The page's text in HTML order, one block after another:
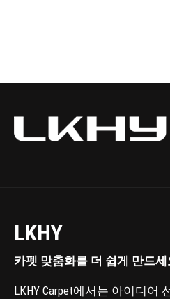
LKHY
카펫 맞춤화를 더 쉽게 만드세
LKHY Carpet에서는 아이디어